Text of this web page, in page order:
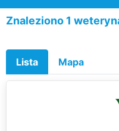
Znaleziono 1
Lista Mapa